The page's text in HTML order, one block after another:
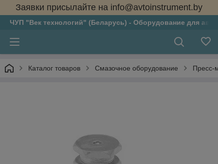
Заявки присылайте на info@avtoinstrument.by
ЧУП "Век технологий" (Беларусь) - Оборудование для
Каталог товаров Смазочное оборудование Пресс-